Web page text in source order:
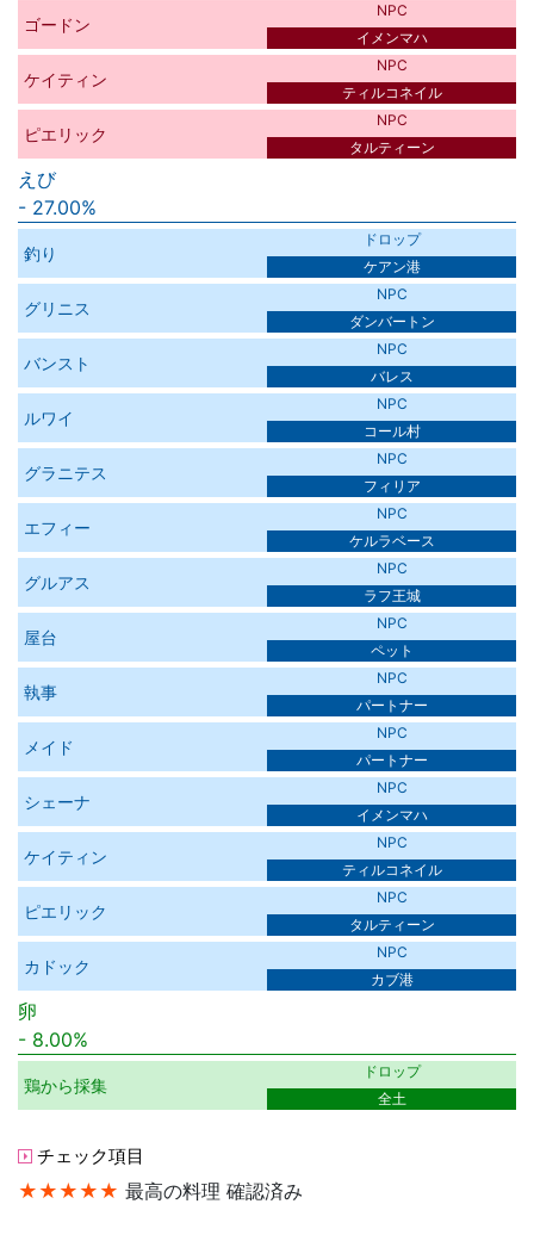
えび
卵
27.00%
8.00%
ゴードン
NPC
イメンマハ
ケイティン
NPC
ティルコネイル
ピエリック
NPC
タルティーン
釣り
ドロップ
ケアン港
グリニス
NPC
ダンバートン
バンスト
NPC
バレス
ルワイ
NPC
コール村
グラニテス
NPC
フィリア
エフィー
NPC
ケルラベース
グルアス
NPC
ラフ王城
屋台
NPC
ペット
執事
NPC
パートナー
メイド
NPC
パートナー
シェーナ
NPC
イメンマハ
ケイティン
NPC
ティルコネイル
ピエリック
NPC
タルティーン
カドック
NPC
カブ港
鶏から採集
ドロップ
全土
チェック項目
★★★★★ 最高の料理 確認済み